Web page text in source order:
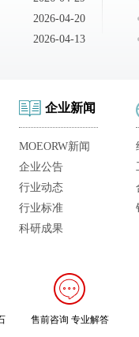
2026-04-20
2026-04-13
企业新闻
MOEORW新闻
企业公告
行业动态
行业标准
科研成果
售前咨询 专业解答